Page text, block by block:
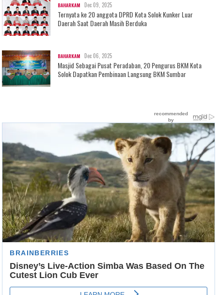
BAHARKAM Dec 09, 2025
Ternyata ke 20 anggota DPRD Kota Solok Kunker Luar
Daerah Saat Daerah Masih Berduka
BAHARKAM Dec 06, 2025
Masjid Sebagai Pusat Peradaban, 20 Pengurus BKM Kota
Solok Dapatkan Pembinaan Langsung BKM Sumbar